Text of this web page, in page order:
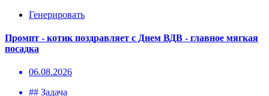
Генерировать
Промпт - котик поздравляет с Днем ВДВ - главное мягкая
посадка
06.08.2026
## Задача